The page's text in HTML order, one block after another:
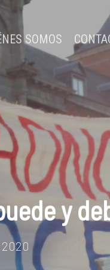
SOMOS
y